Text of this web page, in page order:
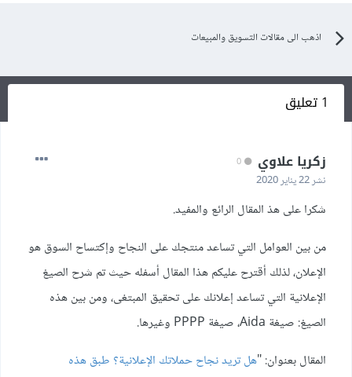
اذهب الى مقالات التسويق والمبيعات
1 تعليق
زكريا علاوي
نشر22 يناير 2020
شكرا على هذ المقال الرائع والمفيد.
من بين العوامل التي تساعد منتجك على النجاح وإكتساح السوق هو
الإعلان، لذلك أقترح عليكم هذا المقال أسفله حيث تم شرح الصيغ
الإعلانية التي تساعد إعلانك على تحقيق المبتغى، ومن بين هذه
الصيغ: صيغة Aida، صيغة PPPP وغيرها.
المقال بعنوان: "هل تريد نجاح حملاتك الإعلانية؟ طبق هذه